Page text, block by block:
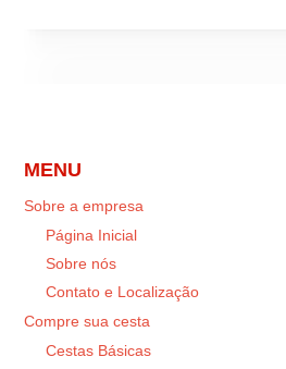
MENU
Sobre a empresa
Página Inicial
Sobre nós
Contato e Localização
Compre sua cesta
Cestas Básicas